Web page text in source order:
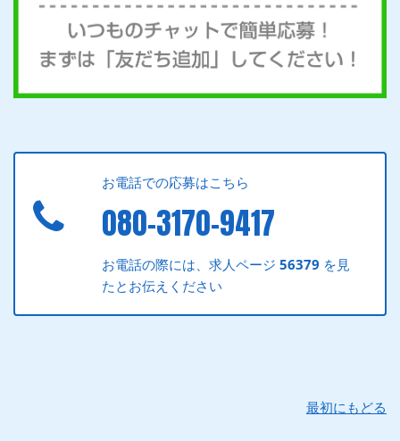
お電話での応募はこちら
080-3170-9417
お電話の際には、求人ページ56379 を見
たとお伝えください
最初にもどる